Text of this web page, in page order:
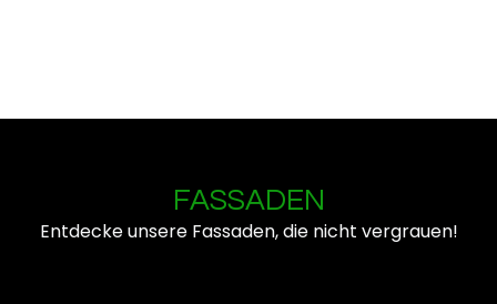
FASSADEN
Entdecke unsere Fassaden, die nicht vergrauen!